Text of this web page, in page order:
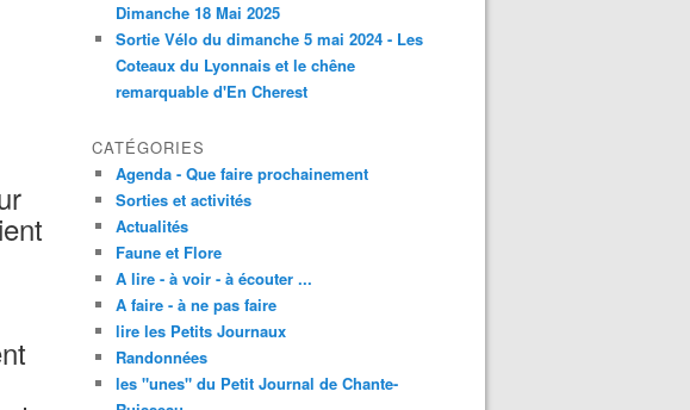
Dimanche 18 Mai 2025
Sortie Vélo du dimanche 5 mai 2024 - Les
Coteaux du Lyonnais et le chêne
remarquable d'En Cherest
CATÉGORIES
Agenda - Que faire prochainement
Sorties et activités
Actualités
Faune et Flore
A lire - à voir - à écouter ...
A faire - à ne pas faire
lire les Petits Journaux
Randonnées
les "unes" du Petit Journal de Chante-